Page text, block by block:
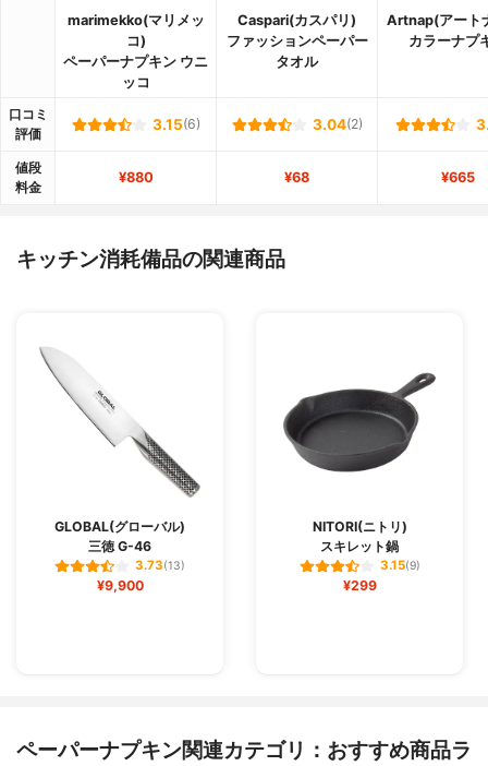
marimekko(マリメッ
コ)
ペーパーナプキン ウニ
ッコ
Caspari(カスパリ)
ファッションペーパー
タオル
Artnap(アート
カラーナプ
口コミ
評価
3.15(6) 3.04(2)
値段
料金
¥880 ¥68 ¥665
キッチン消耗備品の関連商品
GLOBAL(グローバル)
三徳 G-46
3.73(13)
¥9,900
NITORI(ニトリ)
スキレット鍋
3.15(9)
¥299
ペーパーナプキン関連カテゴリ：おすすめ商品ラ